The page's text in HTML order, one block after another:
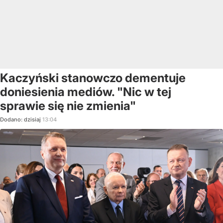
Kaczyński stanowczo dementuje
doniesienia mediów. "Nic w tej
sprawie się nie zmienia"
Dodano: dzisiaj 13:04